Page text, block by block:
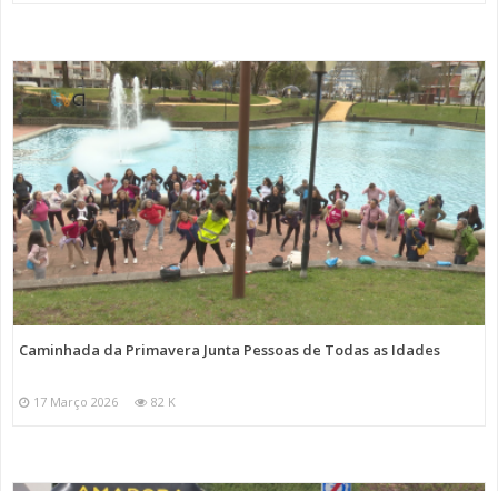
Caminhada da Primavera Junta Pessoas de Todas as Idades
17 Março 2026 82 K